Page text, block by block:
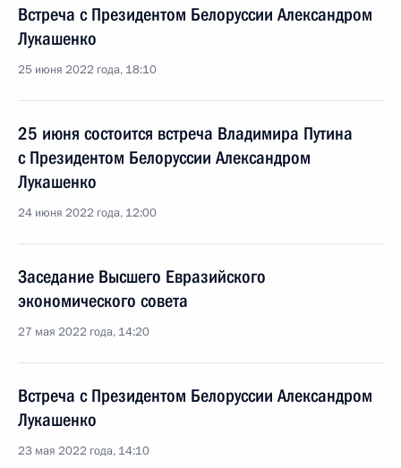
Встреча с Президентом Белоруссии Александром
Лукашенко
25 июня 2022 года, 18:10
25 июня состоится встреча Владимира Путина
с Президентом Белоруссии Александром
Лукашенко
24 июня 2022 года, 12:00
Заседание Высшего Евразийского
экономического совета
27 мая 2022 года, 14:20
Встреча с Президентом Белоруссии Александром
Лукашенко
23 мая 2022 года, 14:10